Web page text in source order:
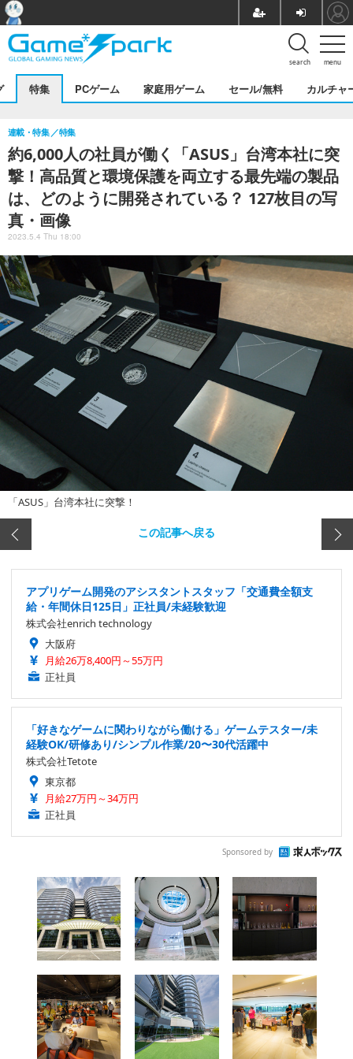
menu
search
特集 PCゲーム 家庭用ゲーム セール/無料 カルチャ
約6,000人の社員が働く「ASUS」台湾本社に突
撃！高品質と環境保護を両立する最先端の製品
は、どのように開発されている？ 127枚目の写
真・画像
連載・特集 特集
2023.5.4 Thu 18:00
「ASUS」台湾本社に突撃！
この記事へ戻る
アプリゲーム開発のアシスタントスタッフ「交通費全額支
給・年間休日125日」正社員/未経験歓迎
株式会社enrich technology
大阪府
月給26万8,400円～55万円
正社員
「好きなゲームに関わりながら働ける」ゲームテスター/未
経験OK/研修あり/シンプル作業/20〜30代活躍中
株式会社Tetote
東京都
月給27万円～34万円
正社員
Sponsored by